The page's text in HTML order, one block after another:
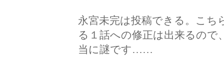
永宮未完は投稿できる。こ
る１話への修正は出来るので
当に謎です……